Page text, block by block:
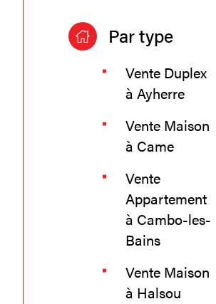
Par type
Vente Duplex
à Ayherre
Vente Maison
à Came
Vente
Appartement
à Cambo-les-
Bains
Vente Maison
à Halsou